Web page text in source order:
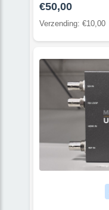
€50,00
Verzending: €10,00